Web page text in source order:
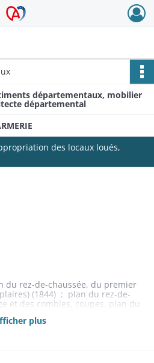
Alsace - Colmar
départementaux, mobilier
départemental
des locaux loués,
du rez-de-chaussée, du premier
(1844) ; plan du rez-de-
et des combles, coupes, plan du
plus